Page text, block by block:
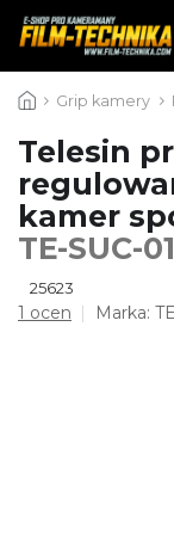
do
Grip kamery
Telesin
kamer
TE-SUC-
25623
Średnia
1 ocen Marka: